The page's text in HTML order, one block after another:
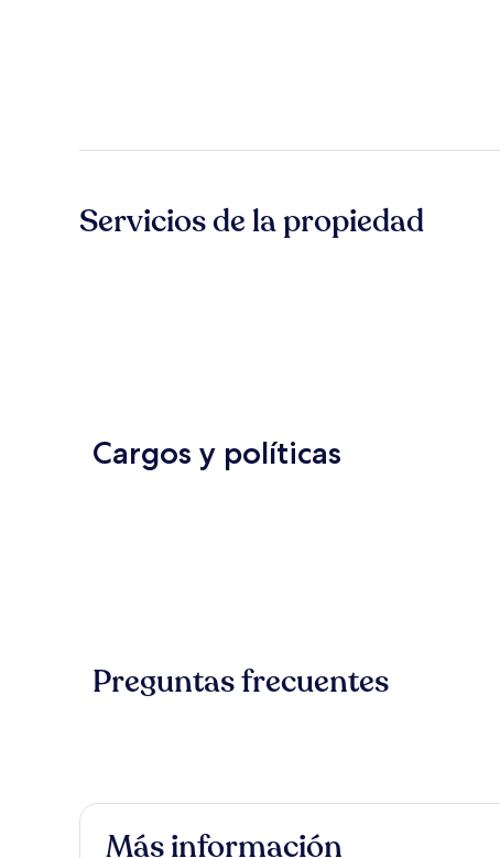
Servicios de la propiedad
Cargos y políticas
Preguntas frecuentes
Más información